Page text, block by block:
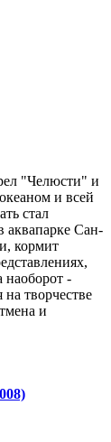
"Челюсти" и
и всей
стал
аквапарке Сан-
кормит
наоборот -
на творчестве
и